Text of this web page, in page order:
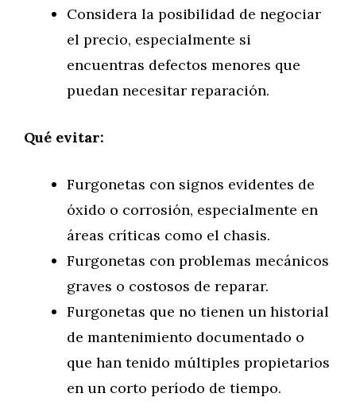
Considera la posibilidad de negociar
el precio, especialmente si
encuentras defectos menores que
puedan necesitar reparación.
Qué evitar:
Furgonetas con signos evidentes de
óxido o corrosión, especialmente en
áreas críticas como el chasis.
Furgonetas con problemas mecánicos
graves o costosos de reparar.
Furgonetas que no tienen un historial
de mantenimiento documentado o
que han tenido múltiples propietarios
en un corto período de tiempo.